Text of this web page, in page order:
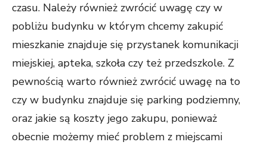
czasu. Należy również zwrócić uwagę czy w
pobliżu budynku w którym chcemy zakupić
mieszkanie znajduje się przystanek komunikacji
miejskiej, apteka, szkoła czy też przedszkole. Z
pewnością warto również zwrócić uwagę na to
czy w budynku znajduje się parking podziemny,
oraz jakie są koszty jego zakupu, ponieważ
obecnie możemy mieć problem z miejscami